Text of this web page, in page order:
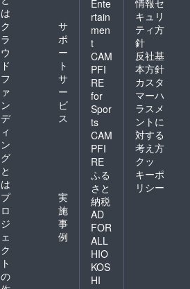
は
ク
ラ
ウ
ド
フ
ァ
ン
デ
ィ
ン
グ
と
は
サ
ポ
ー
ト
サ
ー
ビ
ス
プ
ロ
ジ
ェ
ク
ト
の
実
施
事
例
Ente
rtain
men
t
CAM
PFI
RE
for
Spor
ts
CAM
PFI
RE
ふる
さと
納税
AD
FOR
ALL
HIO
KOS
HI
情報セ
キュリ
ティ方
針
反社基
本方針
カスタ
マーハ
ラスメ
ントに
対する
考え方
クッ
キーポ
リシー